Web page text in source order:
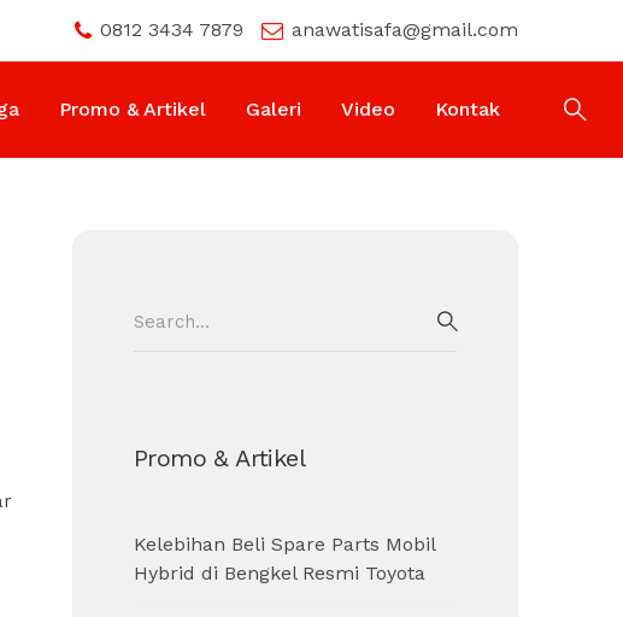
0812 3434 7879 anawatisafa@gmail.com
Promo & Artikel Galeri Video Kontak
for:
Promo & Artikel
Kelebihan Beli Spare Parts Mobil
Hybrid di Bengkel Resmi Toyota